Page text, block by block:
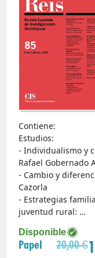
Disponible
Papel 20,00 €
Contiene:
Estudios:
- Individualismo y
Rafael Gobernado
- Cambio y
Cazorla
- Estrategias
juventud rural: …